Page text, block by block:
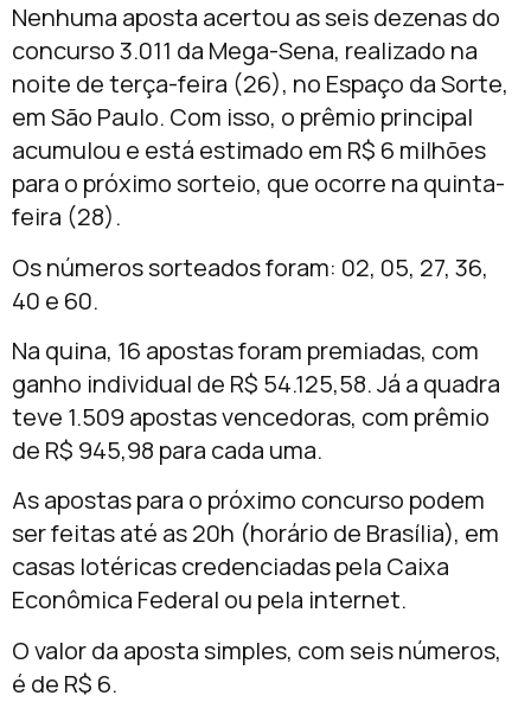
Nenhuma aposta acertou as seis dezenas do
concurso 3.011 da Mega-Sena, realizado na
noite de terça-feira (26), no Espaço da Sorte,
em São Paulo. Com isso, o prêmio principal
acumulou e está estimado em R$ 6 milhões
para o próximo sorteio, que ocorre na quinta-
feira (28).
Os números sorteados foram: 02, 05, 27, 36,
40 e 60.
Na quina, 16 apostas foram premiadas, com
ganho individual de R$ 54.125,58. Já a quadra
teve 1.509 apostas vencedoras, com prêmio
de R$ 945,98 para cada uma.
As apostas para o próximo concurso podem
ser feitas até as 20h (horário de Brasília), em
casas lotéricas credenciadas pela Caixa
Econômica Federal ou pela internet.
O valor da aposta simples, com seis números,
é de R$ 6.